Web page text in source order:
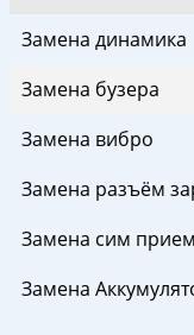
Замена динамика
Замена бузера
Замена вибро
Замена разъём
Замена сим
Замена